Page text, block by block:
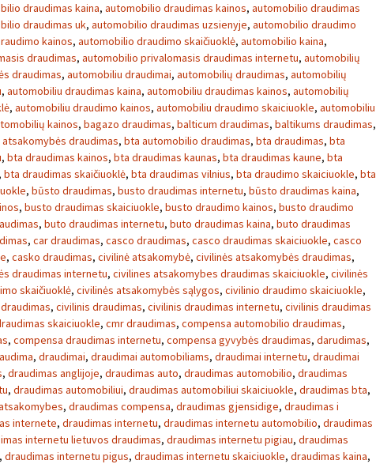
draudimas kaina, automobilio draudimas kainos, automobilio draudimas
draudimas uk, automobilio draudimas uzsienyje, automobilio draudimo
kainos, automobilio draudimo skaičiuoklė, automobilio kaina,
draudimas, automobilio privalomasis draudimas internetu, automobilių
draudimas, automobiliu draudimai, automobilių draudimas, automobilių
, automobiliu draudimas kaina, automobiliu draudimas kainos, automobilių
, automobiliu draudimo kainos, automobiliu draudimo skaiciuokle, automobiliu
kainos, bagazo draudimas, balticum draudimas, baltikums draudimas,
draudimas, bta automobilio draudimas, bta draudimas, bta
, bta draudimas kainos, bta draudimas kaunas, bta draudimas kaune, bta
, bta draudimas skaičiuoklė, bta draudimas vilnius, bta draudimo skaiciuokle, bta
, būsto draudimas, busto draudimas internetu, būsto draudimas kaina,
, busto draudimas skaiciuokle, busto draudimo kainos, busto draudimo
, buto draudimas internetu, buto draudimas kaina, buto draudimas
, car draudimas, casco draudimas, casco draudimas skaiciuokle, casco
, casko draudimas, civilinė atsakomybė, civilinės atsakomybės draudimas,
draudimas internetu, civilines atsakomybes draudimas skaiciuokle, civilinės
skaičiuoklė, civilinės atsakomybės sąlygos, civilinio draudimo skaiciuokle,
, civilinis draudimas, civilinis draudimas internetu, civilinis draudimas
skaiciuokle, cmr draudimas, compensa automobilio draudimas,
, compensa draudimas internetu, compensa gyvybės draudimas, darudimas,
, draudimai, draudimai automobiliams, draudimai internetu, draudimai
, draudimas anglijoje, draudimas auto, draudimas automobilio, draudimas
, draudimas automobiliui, draudimas automobiliui skaiciuokle, draudimas bta,
, draudimas compensa, draudimas gjensidige, draudimas i
internete, draudimas internetu, draudimas internetu automobilio, draudimas
internetu lietuvos draudimas, draudimas internetu pigiau, draudimas
, draudimas internetu pigus, draudimas internetu skaiciuokle, draudimas kaina,